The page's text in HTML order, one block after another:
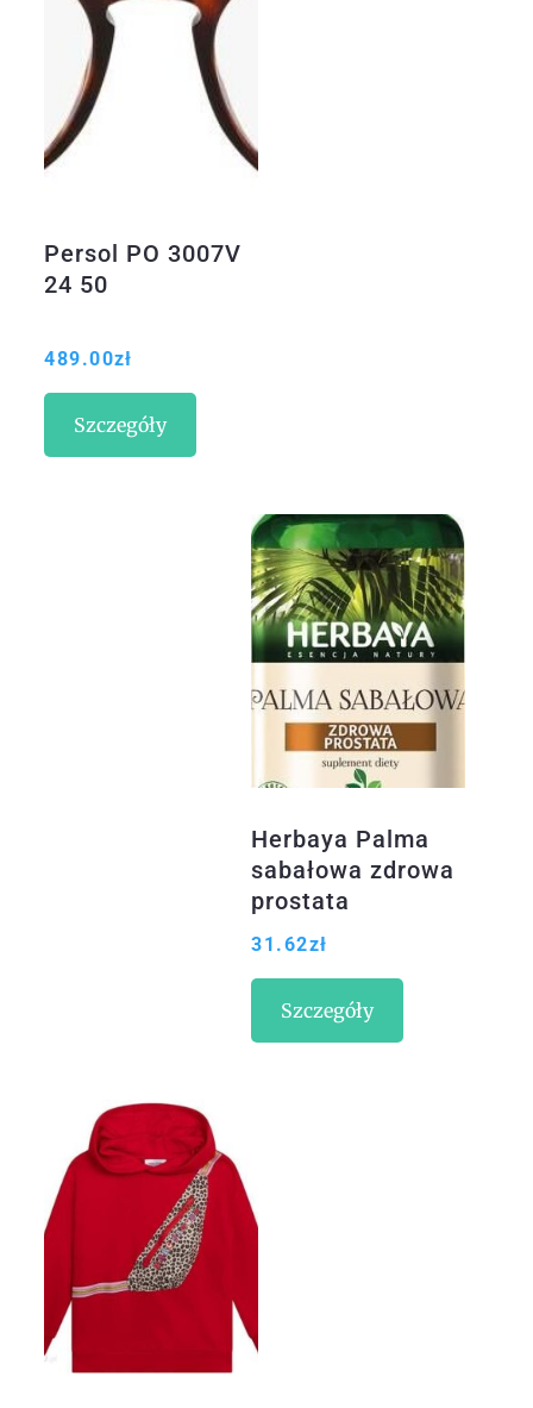
Persol PO 3007V
24 50
489.00zł
Szczegóły
Herbaya Palma
sabałowa zdrowa
prostata
60kapsułek
31.62zł
Szczegóły